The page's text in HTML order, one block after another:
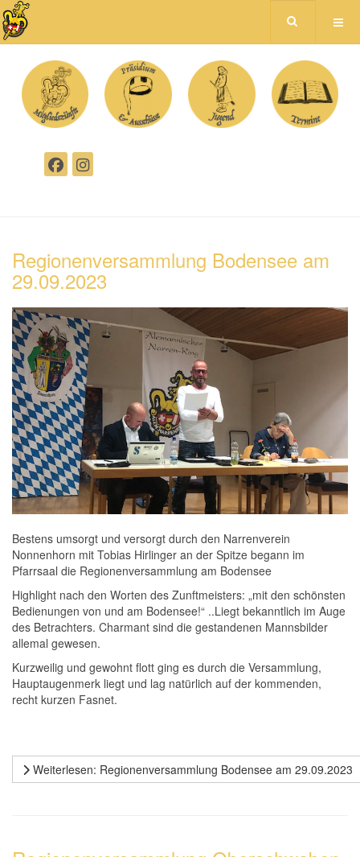
Regionenversammlung Bodensee am
29.09.2023
Bestens umsorgt und versorgt durch den Narrenverein
Nonnenhorn mit Tobias Hirlinger an der Spitze begann im
Pfarrsaal die Regionenversammlung am Bodensee
Highlight nach den Worten des Zunftmeisters: „mit den schönsten
Bedienungen von und am Bodensee!“ ..Liegt bekanntlich im Auge
des Betrachters. Charmant sind die gestandenen Mannsbilder
allemal gewesen.
Kurzweilig und gewohnt flott ging es durch die Versammlung,
Hauptaugenmerk liegt und lag natürlich auf der kommenden,
recht kurzen Fasnet.
Weiterlesen: Regionenversammlung Bodensee am 29.09.2023